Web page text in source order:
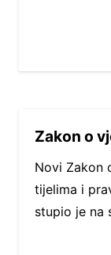
Zakon o
Novi Zakon
tijelima i
stupio je na